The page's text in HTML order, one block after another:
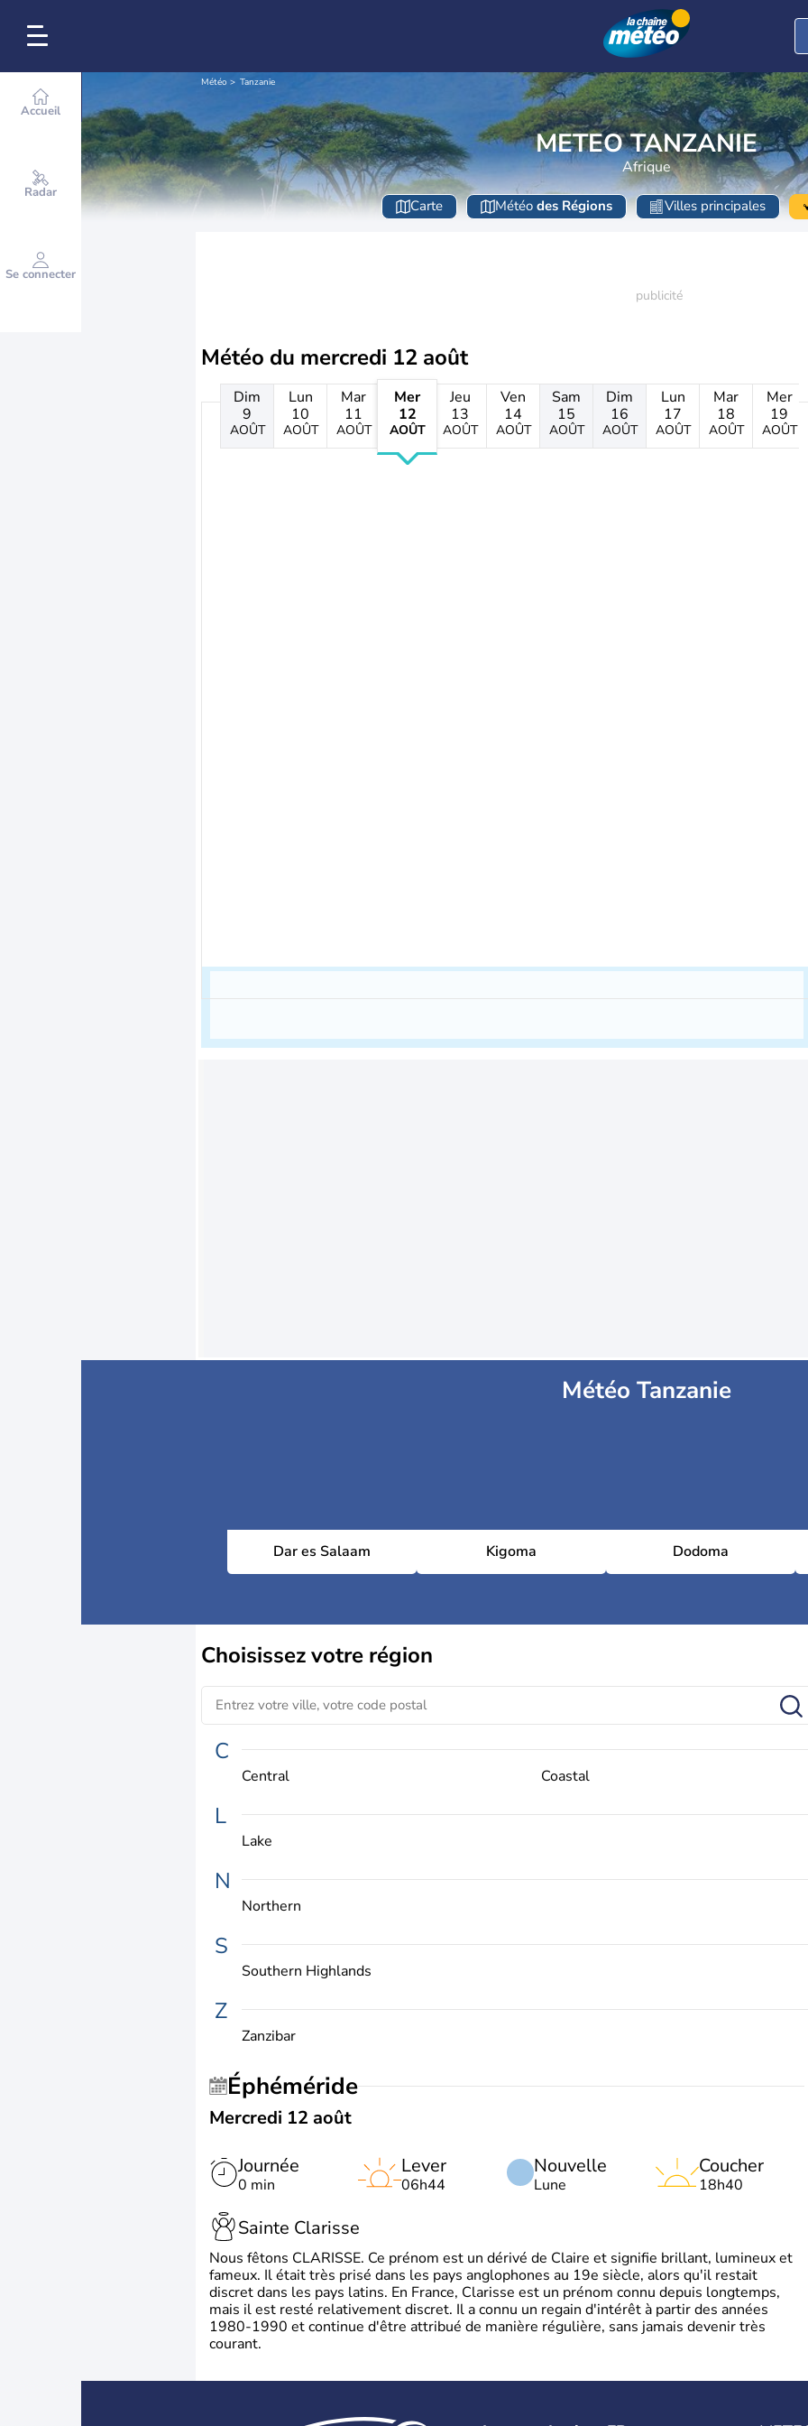
Accueil
Radar
Se connecter
Météo Tanzanie
METEO TANZANIE
Afrique
Carte Météo des Régions Villes principales
Météo du mercredi 12 août
Dim
9
AOÛT
Lun
10
AOÛT
Mar
11
AOÛT
Mer
12
AOÛT
Jeu
13
AOÛT
Ven
14
AOÛT
Sam
15
AOÛT
Dim
16
AOÛT
Lun
17
AOÛT
Mar
18
AOÛT
Mer
19
AOÛT
Météo Tanzanie
Dar es Salaam Kigoma Dodoma
Choisissezvotre région
C
Central Coastal
L
Lake
N
Northern
S
Southern Highlands
Z
Zanzibar
Éphéméride
Mercredi 12 août
Journée
0 min
Nouvelle
Lune
Lever
06h44
Coucher
18h40
Sainte Clarisse
Nous fêtons CLARISSE. Ce prénom est un dérivé de Claire et signifie brillant, lumineux et
fameux. Il était très prisé dans les pays anglophones au 19e siècle, alors qu'il restait
discret dans les pays latins. En France, Clarisse est un prénom connu depuis longtemps,
mais il est resté relativement discret. Il a connu un regain d'intérêt à partir des années
1980-1990 et continue d'être attribué de manière régulière, sans jamais devenir très
courant.